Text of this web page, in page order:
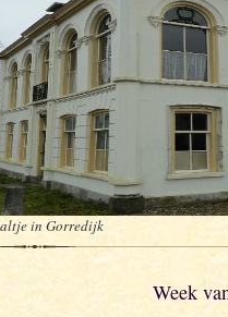
in Gorredijk
Week